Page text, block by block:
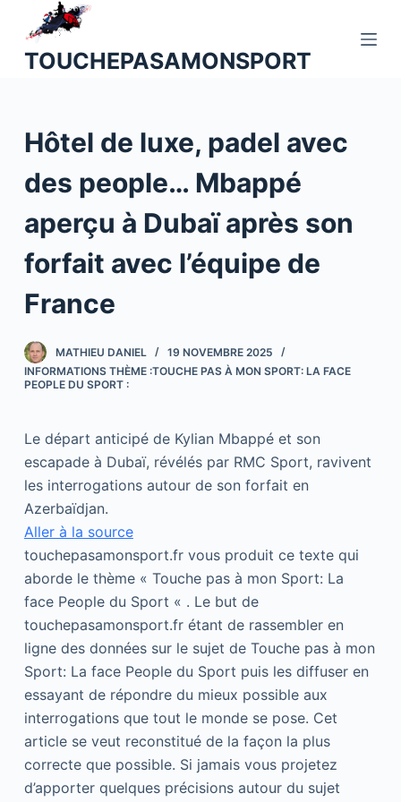
u
o
n
u
TOUCHEPASAMONSPORT
Hôtel de luxe, padel avec
des people… Mbappé
aperçu à Dubaï après son
forfait avec l’équipe de
France
MATHIEU DANIEL
19 NOVEMBRE 2025
INFORMATIONS THÈME :TOUCHE PAS À MON SPORT: LA FACE
PEOPLE DU SPORT :
Le départ anticipé de Kylian Mbappé et son
escapade à Dubaï, révélés par RMC Sport, ravivent
les interrogations autour de son forfait en
Azerbaïdjan.
Aller à la source
touchepasamonsport.fr vous produit ce texte qui
aborde le thème « Touche pas à mon Sport: La
face People du Sport « . Le but de
touchepasamonsport.fr étant de rassembler en
ligne des données sur le sujet de Touche pas à mon
Sport: La face People du Sport puis les diffuser en
essayant de répondre du mieux possible aux
interrogations que tout le monde se pose. Cet
article se veut reconstitué de la façon la plus
correcte que possible. Si jamais vous projetez
d’apporter quelques précisions autour du sujet